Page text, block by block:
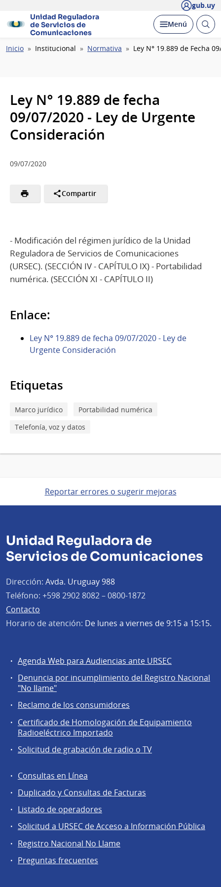
gub.uy
Unidad Reguladora
de Servicios de
Comunicaciones
Desplegar
Menú Abrir
Ruta
Inicio Institucional Normativa Ley N° 19.889 de Fecha
Ley N° 19.889 de fecha
09/07/2020 - Ley de Urgente
Consideración
09/07/2020
Compartir
- Modificación del régimen jurídico de la Unidad
Reguladora de Servicios de Comunicaciones
(URSEC). (SECCIÓN IV - CAPÍTULO IX) - Portabilidad
numérica. (SECCIÓN XI - CAPÍTULO II)
Enlace:
Ley N° 19.889 de fecha 09/07/2020 - Ley de
Urgente Consideración
Etiquetas
Marco jurídico
Portabilidad numérica
Telefonía, voz y datos
Reportar errores o sugerir mejoras
Unidad Reguladora de
Servicios de Comunicaciones
Dirección: Avda. Uruguay 988
Teléfono: +598 2902 8082 – 0800-1872
Contacto
Horario de atención: De lunes a viernes de 9:15 a 15:15.
Servicios
comunidad
Agenda Web para Audiencias ante URSEC
Denuncia por incumplimiento del Registro Nacional
"No llame"
Reclamo de los consumidores
Certificado de Homologación de Equipamiento
Radioeléctrico Importado
Solicitud de grabación de radio o TV
Agentes
regulados
Consultas en Línea
Duplicado y Consultas de Facturas
Listado de operadores
Solicitud a URSEC de Acceso a Información Pública
Registro Nacional No Llame
Preguntas frecuentes